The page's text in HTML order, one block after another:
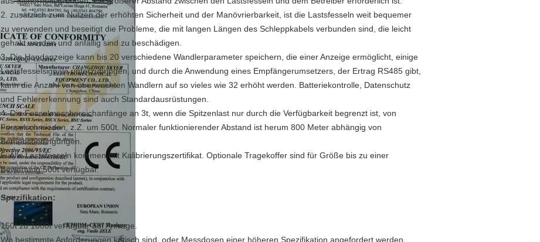
2. zusätzlich zum Nutzen der erhöhten Sicherheit und der Manövrierbarkeit, ist die Lastsfesseln weit bequemer
zu verwenden und beseitigt die Probleme, die mit langen Längen des Schleppkabels verbunden sind, die leicht
gehakt werden und anfällig sind zu beschädigen.
3. Die Handanzeige kann bis 20 verschiedene Wandlerparameter speichern, die einer Anzeige ermöglicht, einige
Lastsfesselsignale unterzubringen, und durch die Anwendung eines Empfängerumsetzers, der Ertrag RS485 gibt,
kann die Anzahl von überwachten Wandlern auf so vieles wie 32 erhöht werden. Batteriekontrolle, Datenschutz
und Fehlererkennung sind auch Standardausrüstungen.
4. Die Fesselmessbereichanfänge an 3t, wenn die Spitzenlast nur durch die Verfügbarkeit begrenzt ist, von
Fesselschmieden, z.Z. um 500t. Normaler funktionierender Abstand ist herum 800 Meter abhängig von
Betriebsbedingungen.
5. Alle Lastsfesseln kommen mit Kalibrierungszertifikat. Optionale Tragekoffer sind für Größe bis zu einer
Bewertung 500t verfügbar.
Spezifikation:
150t zu 1000t verfügbar auf Anfrage.
Wo bestimmte Anforderungen kritisch sind, oder Messdosen einer höheren Spezifikation angefordert werden,